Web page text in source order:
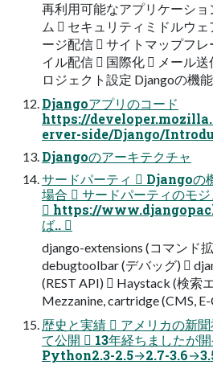
再利用可能なアプリケーシ
ム  セキュリティミドルウ
ージ配信  サイトマップフ
イル配信  国際化  メール
ロジェクト設定 Djangoの機
Djangoアプリのコード
https://
erver-side/Django/
Djangoのアーキテクチャ
サードパーティ  Djangoの
場合  サードパーティのモ
 https://
ば.. 
django-extensions (コマンド
debugtoolbar (デバッグ) 
(REST API)  Haystack (検索
Mezzanine, cartridge (CMS,
歴史と実績  アメリカの新
て公開  13年経ちましたが
Python2.3-2.5→2.7-